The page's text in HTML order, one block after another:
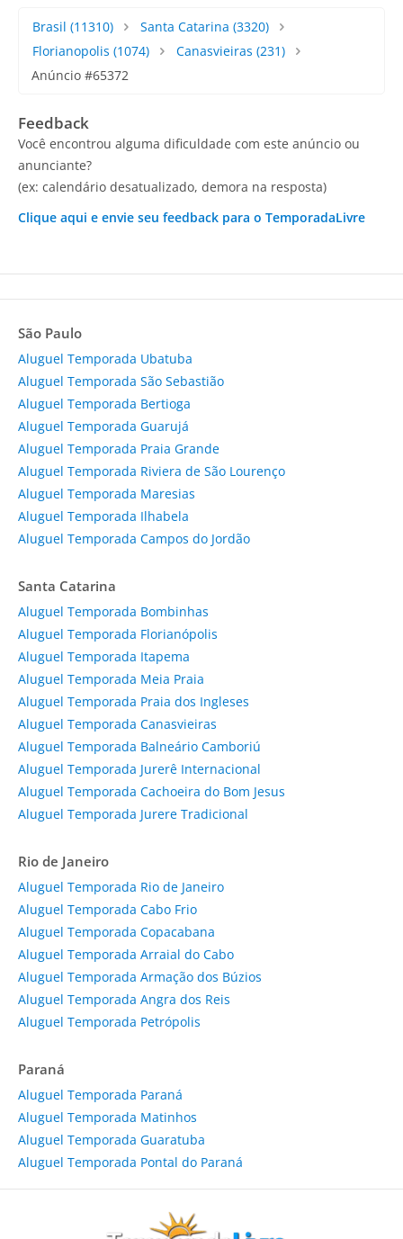
Brasil (11310) Santa Catarina (3320)
Florianopolis (1074) Canasvieiras (231)
Anúncio #65372
Feedback
Você encontrou alguma dificuldade com este anúncio ou
anunciante?
(ex: calendário desatualizado, demora na resposta)
Clique aqui e envie seu feedback para o TemporadaLivre
São Paulo
Aluguel Temporada Ubatuba
Aluguel Temporada São Sebastião
Aluguel Temporada Bertioga
Aluguel Temporada Guarujá
Aluguel Temporada Praia Grande
Aluguel Temporada Riviera de São Lourenço
Aluguel Temporada Maresias
Aluguel Temporada Ilhabela
Aluguel Temporada Campos do Jordão
Santa Catarina
Aluguel Temporada Bombinhas
Aluguel Temporada Florianópolis
Aluguel Temporada Itapema
Aluguel Temporada Meia Praia
Aluguel Temporada Praia dos Ingleses
Aluguel Temporada Canasvieiras
Aluguel Temporada Balneário Camboriú
Aluguel Temporada Jurerê Internacional
Aluguel Temporada Cachoeira do Bom Jesus
Aluguel Temporada Jurere Tradicional
Rio de Janeiro
Aluguel Temporada Rio de Janeiro
Aluguel Temporada Cabo Frio
Aluguel Temporada Copacabana
Aluguel Temporada Arraial do Cabo
Aluguel Temporada Armação dos Búzios
Aluguel Temporada Angra dos Reis
Aluguel Temporada Petrópolis
Paraná
Aluguel Temporada Paraná
Aluguel Temporada Matinhos
Aluguel Temporada Guaratuba
Aluguel Temporada Pontal do Paraná